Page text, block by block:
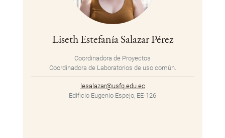
Liseth Estefanía Salazar Pérez
Coordinadora de Proyectos
Coordinadora de Laboratorios de uso común.
lesalazar@usfq.edu.ec
Edificio Eugenio Espejo, EE-126